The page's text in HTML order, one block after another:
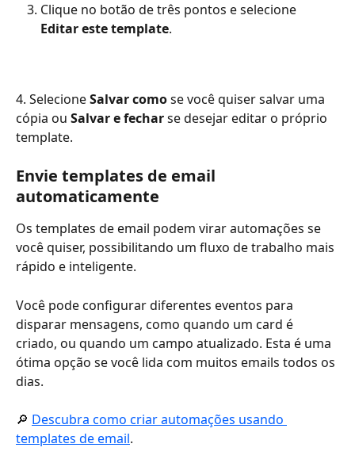
Clique no botão de três pontos e selecione
Editar este template.
4. Selecione Salvar como se você quiser salvar uma
cópia ou Salvar e fechar se desejar editar o próprio
template.
Envie templates de email
automaticamente
Os templates de email podem virar automações se
você quiser, possibilitando um fluxo de trabalho mais
rápido e inteligente.
Você pode configurar diferentes eventos para
disparar mensagens, como quando um card é
criado, ou quando um campo atualizado. Esta é uma
ótima opção se você lida com muitos emails todos os
dias.
🔎 Descubra como criar automações usando
templates de email.